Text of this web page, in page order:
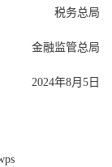
税务总局
金融监管总局
2024年8月5日